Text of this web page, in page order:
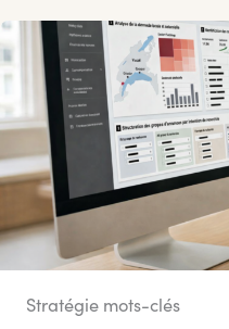
Stratégie mots-clés